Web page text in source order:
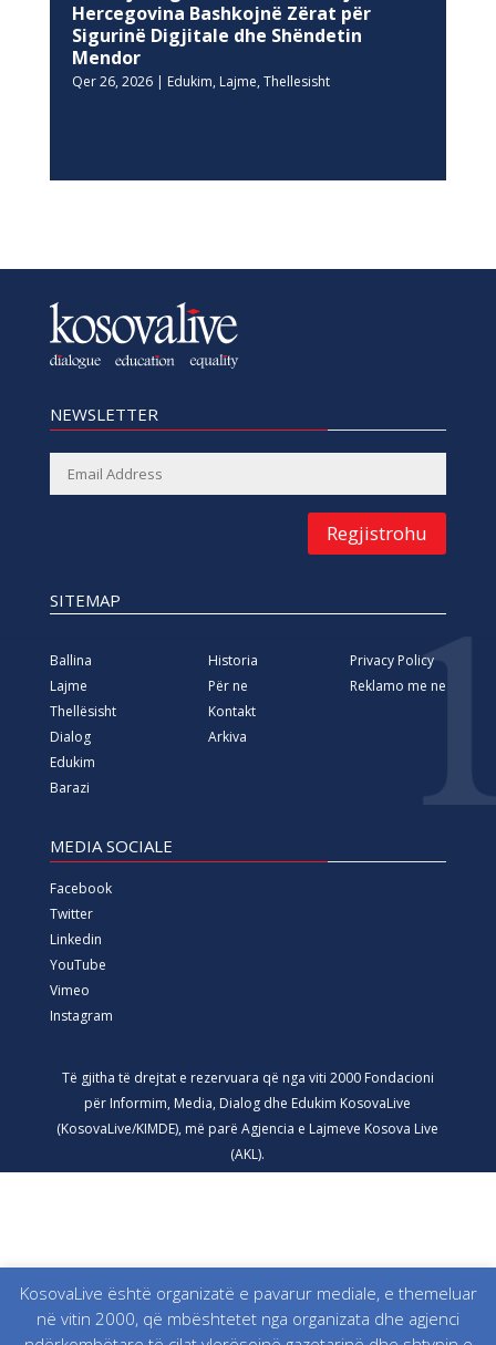
Hercegovina Bashkojnë Zërat për
Sigurinë Digjitale dhe Shëndetin
Mendor
Qer 26, 2026| Edukim, Lajme, Thellesisht
NEWSLETTER
Regjistrohu
SITEMAP
Ballina
Lajme
Thellësisht
Dialog
Edukim
Barazi
Historia
Për ne
Kontakt
Arkiva
Privacy Policy
Reklamo me ne
MEDIA SOCIALE
Facebook
Twitter
Linkedin
YouTube
Vimeo
Instagram
Të gjitha të drejtat e rezervuara që nga viti 2000 Fondacioni
për Informim, Media, Dialog dhe Edukim KosovaLive
(KosovaLive/KIMDE), më parë Agjencia e Lajmeve Kosova Live
(AKL).
KosovaLive është organizatë e pavarur mediale, e themeluar
në vitin 2000, që mbështetet nga organizata dhe agjenci